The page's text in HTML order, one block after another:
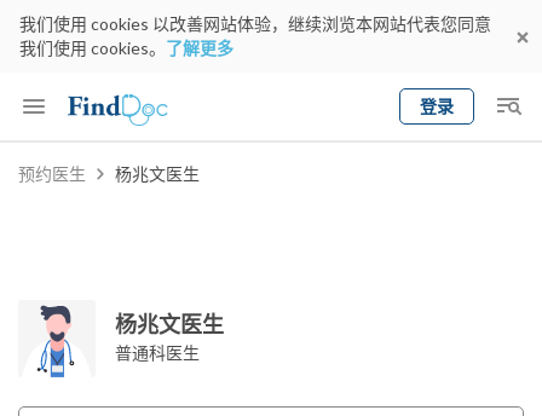
我们使用 cookies 以改善网站体验，继续浏览本网站代表您同意
我们使用 cookies。 了解更多
登录
Keyword
预约医生 杨兆文医生
杨兆文医生
普通科医生